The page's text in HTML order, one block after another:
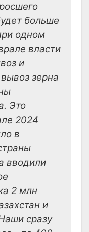
больше
одном
власти
и
зерна
Это
2024
в
вводили
2 млн
и
сразу